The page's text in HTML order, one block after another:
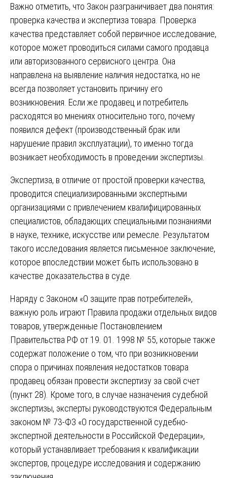
Важно отметить, что Закон разграничивает два понятия:
проверка качества и экспертиза товара. Проверка
качества представляет собой первичное исследование,
которое может проводиться силами самого продавца
или авторизованного сервисного центра. Она
направлена на выявление наличия недостатка, но не
всегда позволяет установить причину его
возникновения. Если же продавец и потребитель
расходятся во мнениях относительно того, почему
появился дефект (производственный брак или
нарушение правил эксплуатации), то именно тогда
возникает необходимость в проведении экспертизы.
Экспертиза, в отличие от простой проверки качества,
проводится специализированными экспертными
организациями с привлечением квалифицированных
специалистов, обладающих специальными познаниями
в науке, технике, искусстве или ремесле. Результатом
такого исследования является письменное заключение,
которое впоследствии может быть использовано в
качестве доказательства в суде.
Наряду с Законом «О защите прав потребителей»,
важную роль играют Правила продажи отдельных видов
товаров, утвержденные Постановлением
Правительства РФ от 19. 01. 1998 № 55, которые также
содержат положение о том, что при возникновении
спора о причинах появления недостатков товара
продавец обязан провести экспертизу за свой счет
(пункт 28). Кроме того, в случае назначения судебной
экспертизы, эксперты руководствуются Федеральным
законом № 73-ФЗ «О государственной судебно-
экспертной деятельности в Российской Федерации»,
который устанавливает требования к квалификации
экспертов, процедуре исследования и содержанию